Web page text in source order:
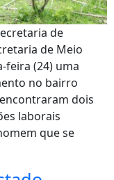
de
de Meio
feira (24) uma
no bairro
dois
laborais
que se